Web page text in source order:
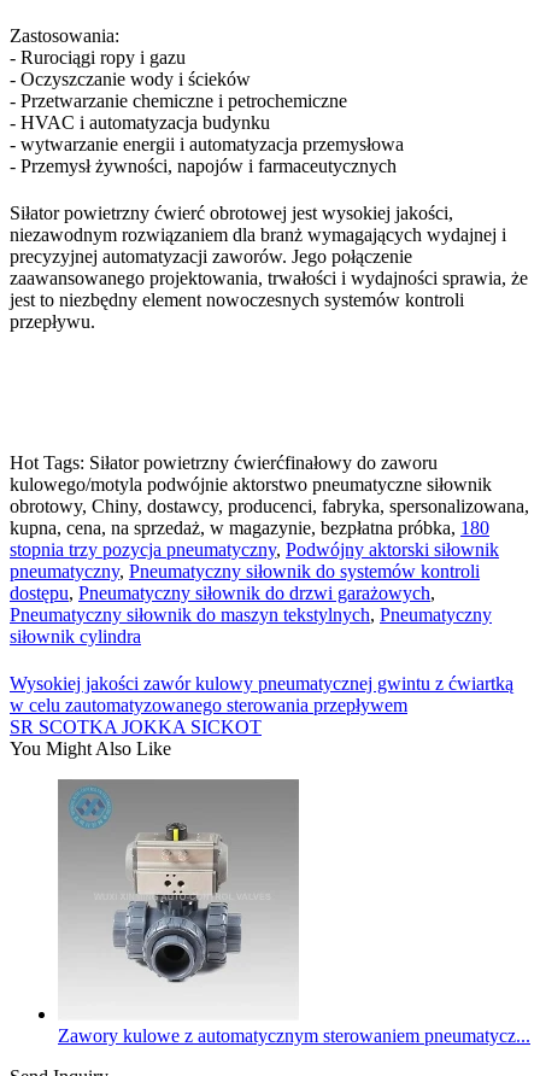
Zastosowania:
- Rurociągi ropy i gazu
- Oczyszczanie wody i ścieków
- Przetwarzanie chemiczne i petrochemiczne
- HVAC i automatyzacja budynku
- wytwarzanie energii i automatyzacja przemysłowa
- Przemysł żywności, napojów i farmaceutycznych
Siłator powietrzny ćwierć obrotowej jest wysokiej jakości,
niezawodnym rozwiązaniem dla branż wymagających wydajnej i
precyzyjnej automatyzacji zaworów. Jego połączenie
zaawansowanego projektowania, trwałości i wydajności sprawia, że
​​jest to niezbędny element nowoczesnych systemów kontroli
przepływu.
Hot Tags: Siłator powietrzny ćwierćfinałowy do zaworu
kulowego/motyla podwójnie aktorstwo pneumatyczne siłownik
obrotowy, Chiny, dostawcy, producenci, fabryka, spersonalizowana,
kupna, cena, na sprzedaż, w magazynie, bezpłatna próbka, 180
stopnia trzy pozycja pneumatyczny, Podwójny aktorski siłownik
pneumatyczny, Pneumatyczny siłownik do systemów kontroli
dostępu, Pneumatyczny siłownik do drzwi garażowych,
Pneumatyczny siłownik do maszyn tekstylnych, Pneumatyczny
siłownik cylindra
Wysokiej jakości zawór kulowy pneumatycznej gwintu z ćwiartką
w celu zautomatyzowanego sterowania przepływem
SR SCOTKA JOKKA SICKOT
You Might Also Like
Zawory kulowe z automatycznym sterowaniem pneumatycz...